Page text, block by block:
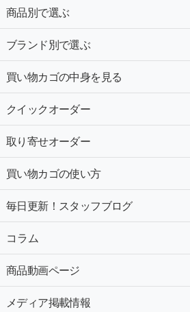
商品別で選ぶ
ブランド別で選ぶ
買い物カゴの中身を見る
クイックオーダー
取り寄せオーダー
買い物カゴの使い方
毎日更新！スタッフブログ
コラム
商品動画ページ
メディア掲載情報